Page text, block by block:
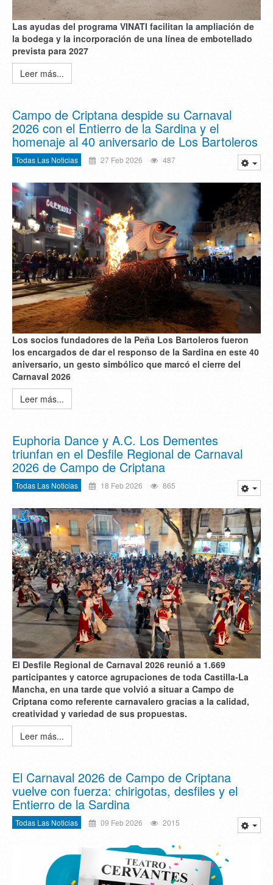
Las ayudas del programa VINATI facilitan la ampliación de
la bodega y la incorporación de una línea de embotellado
prevista para 2027
Leer más...
Campo de Criptana despide su Carnaval
2026 con el Entierro de la Sardina y el
homenaje al 40 aniversario de Los Bartoleros
Todas Las Noticias 27 Feb 2026 487
Los socios fundadores de la Peña Los Bartoleros fueron
los encargados de dar el responso de la Sardina en este 40
aniversario, un gesto simbólico que marcó el cierre del
Carnaval 2026
Leer más...
Euphoria Dance y A.C. Los Dementes
triunfan en el Desfile Regional de Carnaval
2026 de Campo de Criptana
Todas Las Noticias 18 Feb 2026 865
El Desfile Regional de Carnaval 2026 reunió a 1.669
participantes y catorce agrupaciones de toda Castilla‑La
Mancha, en una tarde que volvió a situar a Campo de
Criptana como referente carnavalero gracias a la calidad,
creatividad y variedad de sus propuestas.
Leer más...
El Carnaval 2026 de Campo de Criptana
vuelve con fuerza: chirigotas, desfiles y el
Entierro de la Sardina
Todas Las Noticias 09 Feb 2026 2015